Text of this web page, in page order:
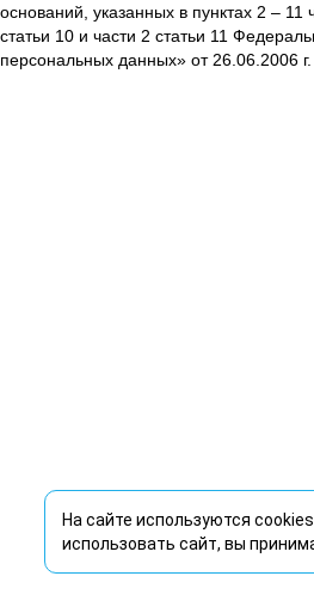
оснований, указанных в пунктах 2 – 11
статьи 10 и части 2 статьи 11
персональных данных» от 26.06.2006 г.
На сайте используются
использовать сайт, вы